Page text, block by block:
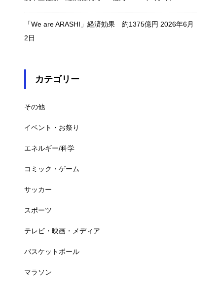
「We are ARASHI」経済効果 約1375億円 2026年6月
2日
カテゴリー
その他
イベント・お祭り
エネルギー/科学
コミック・ゲーム
サッカー
スポーツ
テレビ・映画・メディア
バスケットボール
マラソン